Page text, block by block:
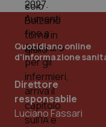
Quotidiano online
d'informazione
Direttore
responsabile
Luciano Fassari
PHPSESSID